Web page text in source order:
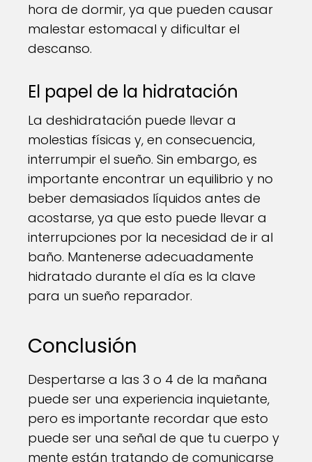
hora de dormir, ya que pueden causar
malestar estomacal y dificultar el
descanso.
El papel de la hidratación
La deshidratación puede llevar a
molestias físicas y, en consecuencia,
interrumpir el sueño. Sin embargo, es
importante encontrar un equilibrio y no
beber demasiados líquidos antes de
acostarse, ya que esto puede llevar a
interrupciones por la necesidad de ir al
baño. Mantenerse adecuadamente
hidratado durante el día es la clave
para un sueño reparador.
Conclusión
Despertarse a las 3 o 4 de la mañana
puede ser una experiencia inquietante,
pero es importante recordar que esto
puede ser una señal de que tu cuerpo y
mente están tratando de comunicarse